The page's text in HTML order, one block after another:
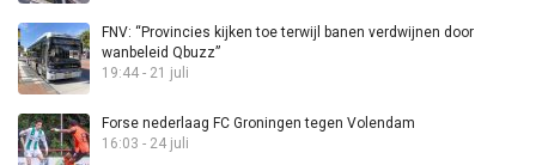
FNV: “Provincies kijken toe terwijl banen verdwijnen door
wanbeleid Qbuzz”
19:44 - 21 juli
Forse nederlaag FC Groningen tegen Volendam
16:03 - 24 juli